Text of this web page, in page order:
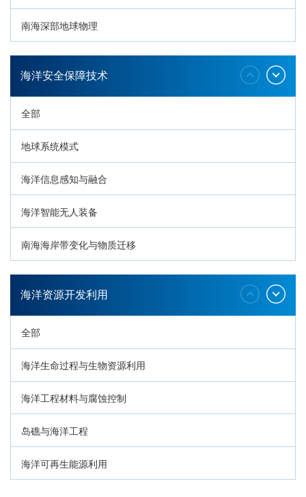
南海深部地球物理
深海生命与生态过程
海洋安全保障技术
全部
地球系统模式
海洋信息感知与融合
海洋智能无人装备
南海海岸带变化与物质迁移
环南海地质过程与灾害响应
海洋资源开发利用
全部
海洋生命过程与生物资源利用
海洋工程材料与腐蚀控制
岛礁与海洋工程
海洋可再生能源利用